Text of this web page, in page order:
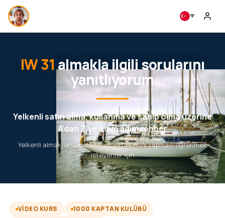
IW 31 almakla ilgili sorularını
yanıtlıyorum
Yelkenli satın alma, kullanma ve sahip olma üzerine
A'dan Z'ye adım adım rehber
Yelkenli almak, onu kullanmayı ve bakımını yapmayı öğrenmek
isteyenler için
VIDEO KURS
1000 KAPTAN KULÜBÜ